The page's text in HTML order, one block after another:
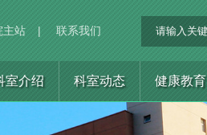
主站 | 联系我们
室介绍 科室动态 健康教育